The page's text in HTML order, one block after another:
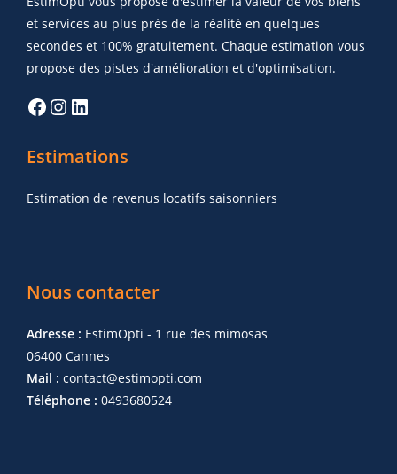
et services au plus près de la réalité en quelques
secondes et 100% gratuitement. Chaque estimation vous
propose des pistes d'amélioration et d'optimisation.
Estimations
Estimation de revenus locatifs saisonniers
Nous contacter
Adresse : EstimOpti - 1 rue des mimosas
06400 Cannes
Mail : contact@estimopti.com
Téléphone : 0493680524